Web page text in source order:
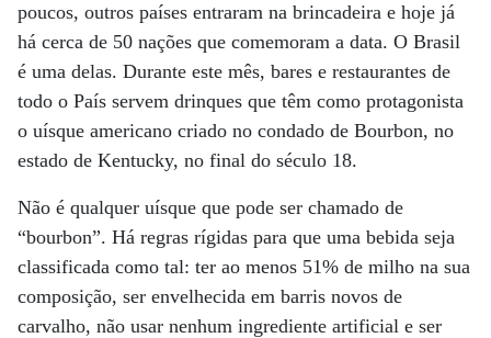
poucos, outros países entraram na brincadeira e hoje já
há cerca de 50 nações que comemoram a data. O Brasil
é uma delas. Durante este mês, bares e restaurantes de
todo o País servem drinques que têm como protagonista
o uísque americano criado no condado de Bourbon, no
estado de Kentucky, no final do século 18.
Não é qualquer uísque que pode ser chamado de
“bourbon”. Há regras rígidas para que uma bebida seja
classificada como tal: ter ao menos 51% de milho na sua
composição, ser envelhecida em barris novos de
carvalho, não usar nenhum ingrediente artificial e ser